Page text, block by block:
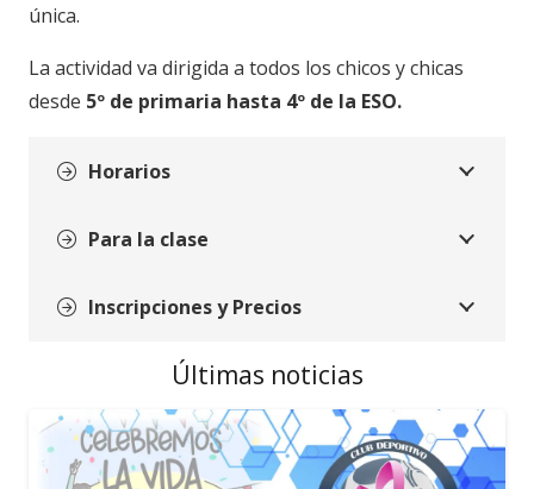
única.
La actividad va dirigida a todos los chicos y chicas
desde 5º de primaria hasta 4º de la ESO.
Horarios
Para la clase
Inscripciones y Precios
Últimas noticias